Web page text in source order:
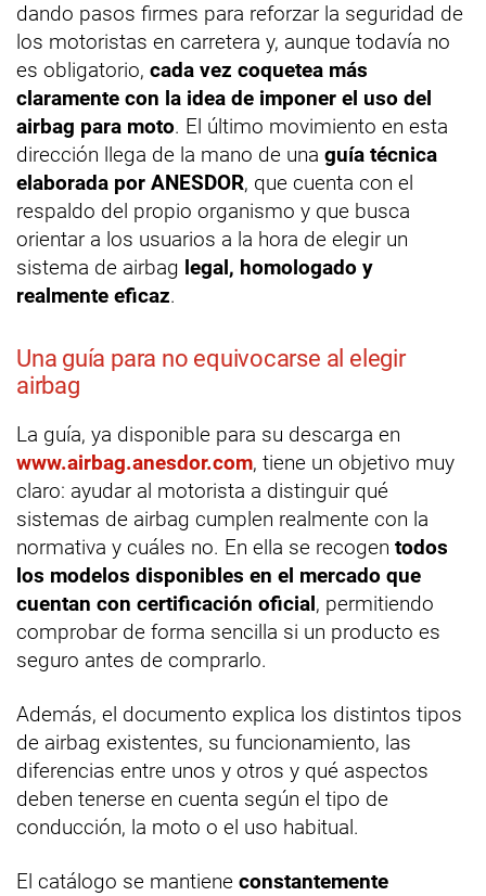
dando pasos firmes para reforzar la seguridad de
los motoristas en carretera y, aunque todavía no
es obligatorio, cada vez coquetea más
claramente con la idea de imponer el uso del
airbag para moto. El último movimiento en esta
dirección llega de la mano de una guía técnica
elaborada por ANESDOR, que cuenta con el
respaldo del propio organismo y que busca
orientar a los usuarios a la hora de elegir un
sistema de airbag legal, homologado y
realmente eficaz.
Una guía para no equivocarse al elegir
airbag
La guía, ya disponible para su descarga en
www.airbag.anesdor.com, tiene un objetivo muy
claro: ayudar al motorista a distinguir qué
sistemas de airbag cumplen realmente con la
normativa y cuáles no. En ella se recogen todos
los modelos disponibles en el mercado que
cuentan con certificación oficial, permitiendo
comprobar de forma sencilla si un producto es
seguro antes de comprarlo.
Además, el documento explica los distintos tipos
de airbag existentes, su funcionamiento, las
diferencias entre unos y otros y qué aspectos
deben tenerse en cuenta según el tipo de
conducción, la moto o el uso habitual.
El catálogo se mantiene constantemente